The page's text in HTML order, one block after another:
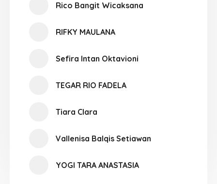
Rico Bangit Wicaksana
RIFKY MAULANA
Sefira Intan Oktavioni
TEGAR RIO FADELA
Tiara Clara
Vallenisa Balqis Setiawan
YOGI TARA ANASTASIA